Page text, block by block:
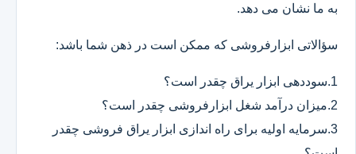
به ما نشان می دهد.
سؤالاتی ابزارفروشی که ممکن است در ذهن شما باشد:
1.سوددهی ابزار یراق چقدر است؟
2.میزان درآمد شغل ابزارفروشی چقدر است؟
3.سرمایه اولیه برای راه اندازی ابزار یراق فروشی چقدر